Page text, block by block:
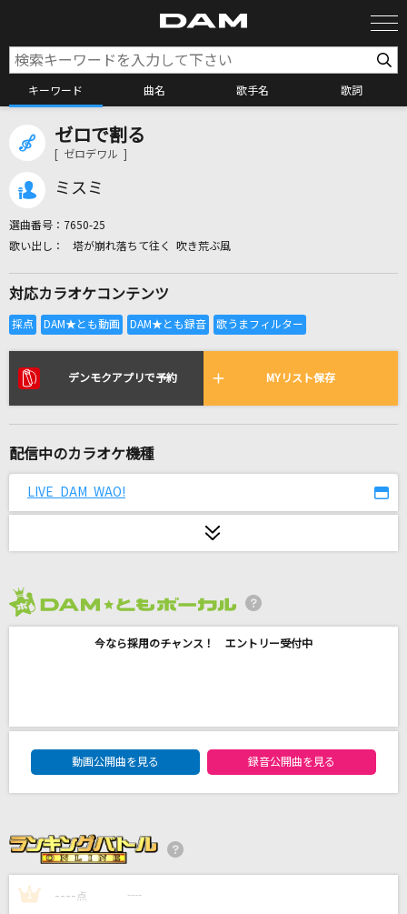
キーワード 曲名 歌手名 歌詞
全国りれき
リアルタイムで歌われている曲の一覧
[生音]翳(かげ)りゆく部屋
[生音]君に届け
ビターバカンス
Official髭男dism
Family Song
ゼロで割る
[ ゼロデワル ]
ミスミ
選曲番号： 7650-25
塔が崩れ落ちて往く 吹き荒ぶ風
対応カラオケコンテンツ
デンモクアプリで予約 MYリスト保存
配信中のカラオケ機種
LIVE DAM WAO!
今なら採用のチャンス！ エントリー受付中
DAM★ともボーカルエントリーランキング
動画公開曲を見る
録音公開曲を見る
1 ---- 点 ----